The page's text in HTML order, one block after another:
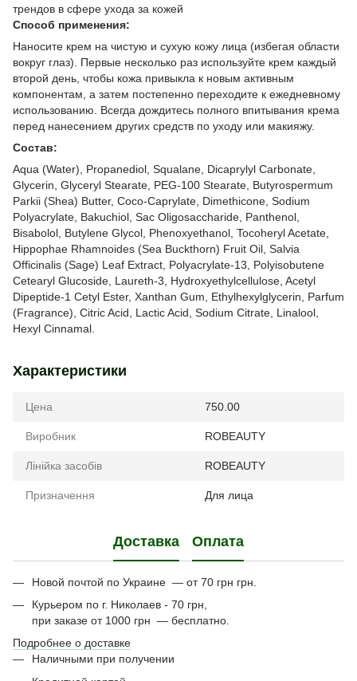
трендов в сфере ухода за кожей
Способ применения:
Наносите крем на чистую и сухую кожу лица (избегая области
вокруг глаз). Первые несколько раз используйте крем каждый
второй день, чтобы кожа привыкла к новым активным
компонентам, а затем постепенно переходите к ежедневному
использованию. Всегда дождитесь полного впитывания крема
перед нанесением других средств по уходу или макияжу.
Состав:
Aqua (Water), Propanediol, Squalane, Dicaprylyl Carbonate,
Glycerin, Glyceryl Stearate, PEG-100 Stearate, Butyrospermum
Parkii (Shea) Butter, Coco-Caprylate, Dimethicone, Sodium
Polyacrylate, Bakuchiol, Sac Oligosaccharide, Panthenol,
Bisabolol, Butylene Glycol, Phenoxyethanol, Tocoheryl Acetate,
Hippophae Rhamnoides (Sea Buckthorn) Fruit Oil, Salvia
Officinalis (Sage) Leaf Extract, Polyacrylate-13, Polyisobutene
Cetearyl Glucoside, Laureth-3, Hydroxyethylcellulose, Acetyl
Dipeptide-1 Cetyl Ester, Xanthan Gum, Ethylhexylglycerin, Parfum
(Fragrance), Citric Acid, Lactic Acid, Sodium Citrate, Linalool,
Hexyl Cinnamal.
Характеристики
Цена 750.00
Виробник ROBEAUTY
Лінійка засобів ROBEAUTY
Призначення Для лица
Доставка Оплата
Новой почтой по Украине — от 70 грн грн.
Курьером по г. Николаев - 70 грн,
при заказе от 1000 грн — бесплатно.
Подробнее о доставке
Наличными при получении